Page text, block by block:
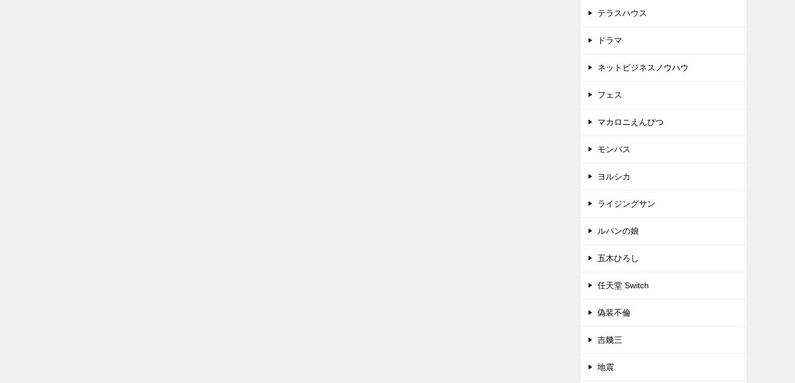
テラスハウス
ドラマ
ネットビジネスノウハウ
フェス
マカロニえんぴつ
モンバス
ヨルシカ
ライジングサン
ルパンの娘
五木ひろし
任天堂 Switch
偽装不倫
吉幾三
地震